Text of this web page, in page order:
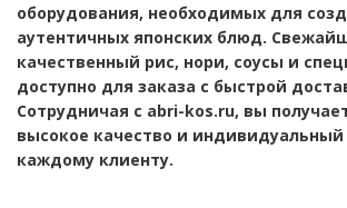
оборудования, необходимых для
аутентичных японских блюд.
качественный рис, нори, соусы и
доступно для заказа с быстрой
Сотрудничая с abri-kos.ru, вы
высокое качество и
каждому клиенту.